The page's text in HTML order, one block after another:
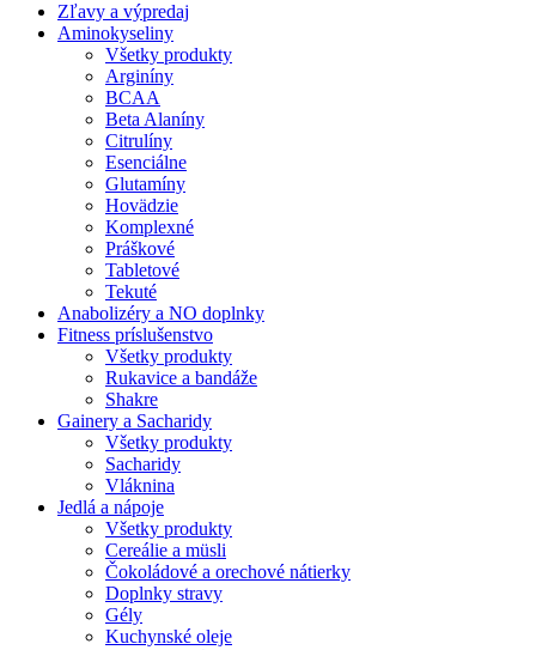
Zľavy a výpredaj
Aminokyseliny
Všetky produkty
Arginíny
BCAA
Beta Alaníny
Citrulíny
Esenciálne
Glutamíny
Hovädzie
Komplexné
Práškové
Tabletové
Tekuté
Anabolizéry a NO doplnky
Fitness príslušenstvo
Všetky produkty
Rukavice a bandáže
Shakre
Gainery a Sacharidy
Všetky produkty
Sacharidy
Vláknina
Jedlá a nápoje
Všetky produkty
Cereálie a müsli
Čokoládové a orechové nátierky
Doplnky stravy
Gély
Kuchynské oleje